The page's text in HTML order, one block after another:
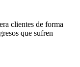
clientes de forma
que sufren